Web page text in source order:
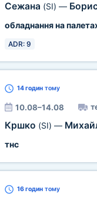
Сежана (SI) —
обладнання на
ADR: 9
14 годинтому
10.08–14.08
Кршко (SI) —
тнс
16 годинтому